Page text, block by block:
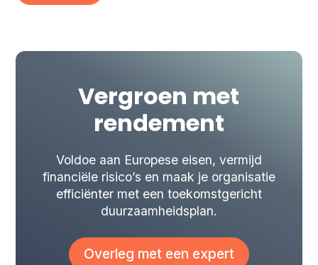
Vergroen met
rendement
Voldoe aan Europese eisen, vermijd
financiële risico’s en maak je organisatie
efficiënter met een toekomstgericht
duurzaamheidsplan.
Overleg met een expert